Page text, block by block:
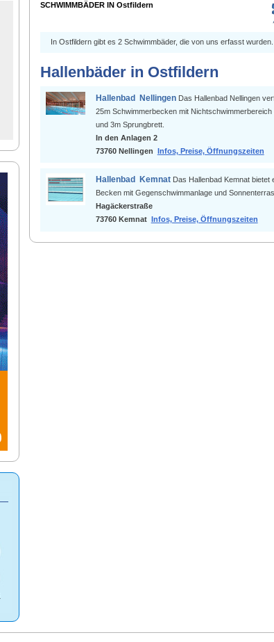
SCHWIMMBÄDER IN Ostfildern
In Ostfildern gibt es 2 Schwimmbäder, die von uns erfasst wurden.
Hallenbäder in Ostfildern
Hallenbad Nellingen Das Hallenbad Nellingen
25m Schwimmerbecken mit Nichtschwimmerbereich
und 3m Sprungbrett.
In den Anlagen 2
73760 Nellingen Infos, Preise, Öffnungszeiten
Hallenbad Kemnat Das Hallenbad Kemnat bietet
Becken mit Gegenschwimmanlage und
Hagäckerstraße
73760 Kemnat Infos, Preise, Öffnungszeiten